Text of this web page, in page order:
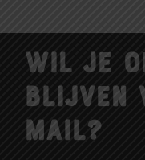
Wil je
blijven
mail?